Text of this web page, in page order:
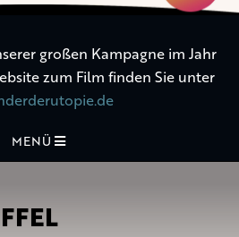
großen Kampagne im Jahr
zum Film finden Sie unter
MENÜ